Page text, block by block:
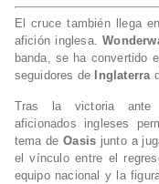
El cruce también llega
afición inglesa.
banda, se ha convertido
seguidores de
Inglaterra
Tras la victoria ante
aficionados ingleses
tema de Oasis junto a
el vínculo entre el
equipo nacional y la